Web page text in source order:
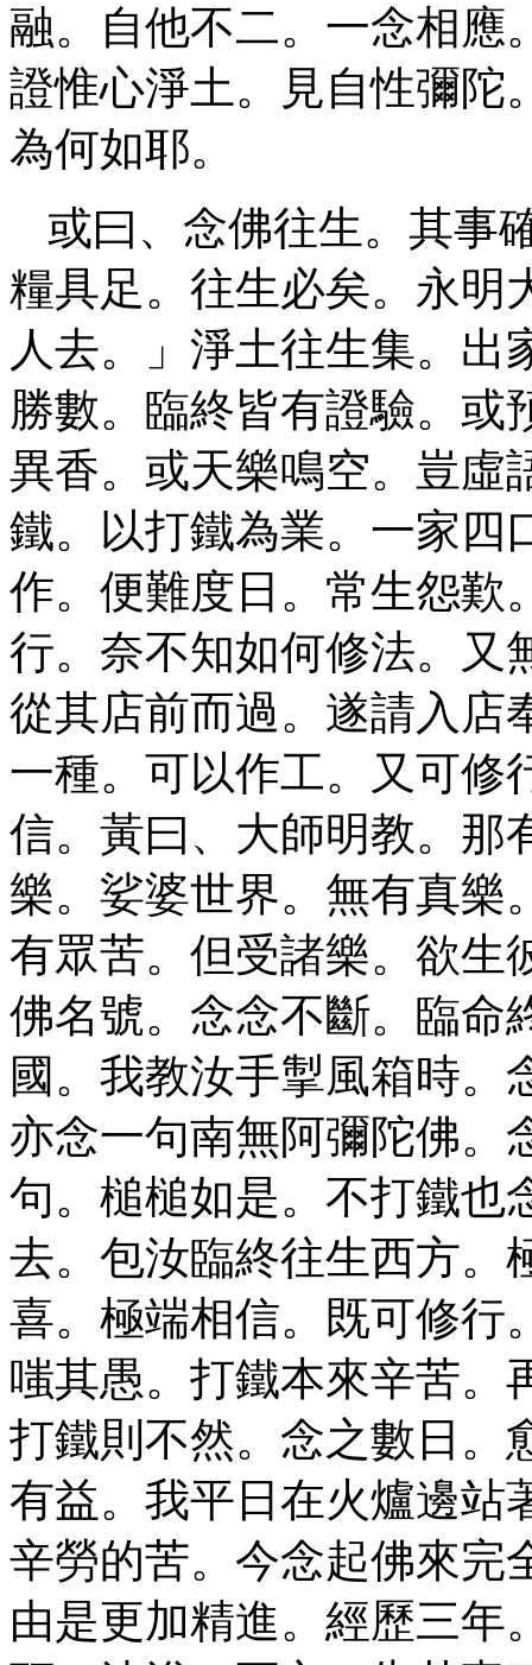
融。自他不二。一念相應
證惟心淨土。見自性彌陀
為何如耶。
或曰、念佛往生。其事
糧具足。往生必矣。永明
人去。」淨土往生集。出
勝數。臨終皆有證驗。或
異香。或天樂鳴空。豈虛
鐵。以打鐵為業。一家四
作。便難度日。常生怨歎
行。奈不知如何修法。又
從其店前而過。遂請入店
一種。可以作工。又可修
信。黃曰、大師明教。那
樂。娑婆世界。無有真樂
有眾苦。但受諸樂。欲生
佛名號。念念不斷。臨命
國。我教汝手掣風箱時。
亦念一句南無阿彌陀佛。
句。槌槌如是。不打鐵也
去。包汝臨終往生西方。
喜。極端相信。既可修行
嗤其愚。打鐵本來辛苦。
打鐵則不然。念之數日。
有益。我平日在火爐邊站
辛勞的苦。今念起佛來完
由是更加精進。經歷三年